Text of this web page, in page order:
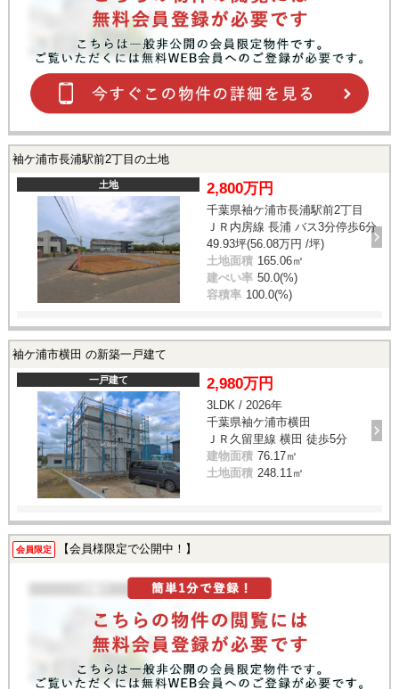
袖ケ浦市長浦駅前2丁目の土地
土地 2,800万円
千葉県袖ケ浦市長浦駅前2丁目
ＪＲ内房線 長浦 バス3分停歩6分
49.93坪(56.08万円 /坪)
土地面積 165.06㎡
建ぺい率 50.0(%)
容積率 100.0(%)
袖ケ浦市横田 の新築一戸建て
一戸建て 2,980万円
3LDK / 2026年
千葉県袖ケ浦市横田
ＪＲ久留里線 横田 徒歩5分
建物面積 76.17㎡
土地面積 248.11㎡
会員限定 【会員様限定で公開中！】